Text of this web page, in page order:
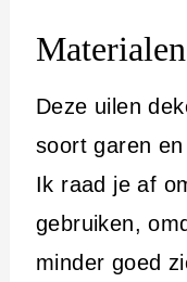
Materialen
Deze uilen
soort garen
Ik raad je af
gebruiken,
minder goed